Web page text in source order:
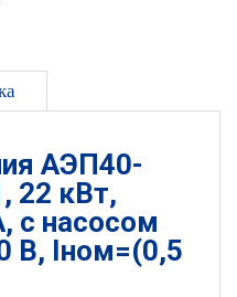
АЭП40-
22 кВт,
с насосом
В, Iном=(0,5